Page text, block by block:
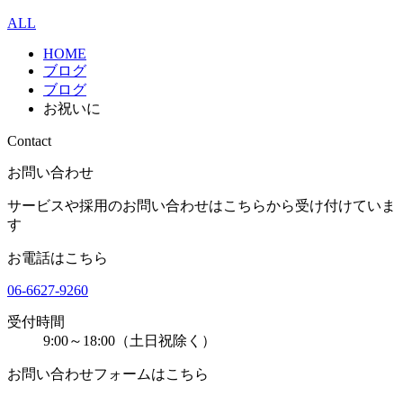
ALL
HOME
ブログ
ブログ
お祝いに
Contact
お問い合わせ
サービスや採用のお問い合わせはこちらから受け付けていま
す
お電話はこちら
06-6627-9260
受付時間
9:00～18:00（土日祝除く）
お問い合わせフォームはこちら